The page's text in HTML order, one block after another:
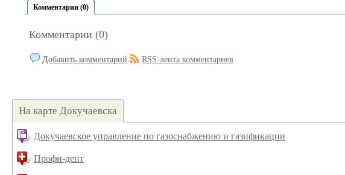
Комментарии (0)
Комментарии (0)
Добавить комментарий RSS-лента комментариев
На карте Докучаевска
Докучаевское управление по газоснабжению и газификации
Профи-дент